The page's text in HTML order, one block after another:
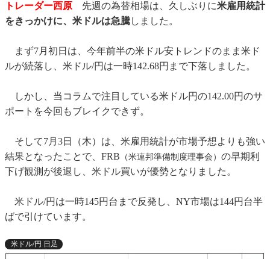
トレーダー西原 先週の為替相場は、久しぶりに米雇用統計
をきっかけに、米ドルは急騰しました。
まず7月初日は、今年前半の米ドル安トレンドのまま米ド
ルが続落し、米ドル/円は一時142.68円まで下落しました。
しかし、当コラムで注目している米ドル円の142.00円のサ
ポートを今回もブレイクできず。
そして7月3日（木）は、米雇用統計が市場予想よりも強い
結果となったことで、FRB （米連邦準備制度理事会） の早期利
下げ観測が後退し、米ドル買いが優勢となりました。
米ドル/円は一時145円台まで反発し、NY市場は144円台半
ばで引けています。
米ドル/円 日足